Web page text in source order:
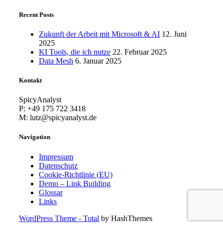
Recent Posts
Zukunft der Arbeit mit Microsoft & AI 12. Juni
2025
KI Tools, die ich nutze 22. Februar 2025
Data Mesh 6. Januar 2025
Kontakt
SpicyAnalyst
P: +49 175 722 3418
M: lutz@spicyanalyst.de
Navigation
Impressum
Datenschutz
Cookie-Richtlinie (EU)
Demo – Link Building
Glossar
Links
WordPress Theme - Total by HashThemes